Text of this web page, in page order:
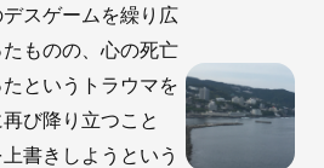
スゲームを繰り広
ものの、心の死亡
というトラウマを
び降り立つこと
書きしようという